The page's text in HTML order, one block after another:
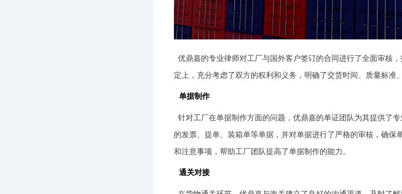
优鼎嘉的专业律师对工厂与国外客户签订的合同进行了全面审核
定上，充分考虑了双方的权利和义务，明确了交货时间、质量标准
单据制作
针对工厂在单据制作方面的问题，优鼎嘉的单证团队为其提供了
的发票、提单、装箱单等单据，并对单据进行了严格的审核，确
和注意事项，帮助工厂团队提高了单据制作的能力。
通关对接